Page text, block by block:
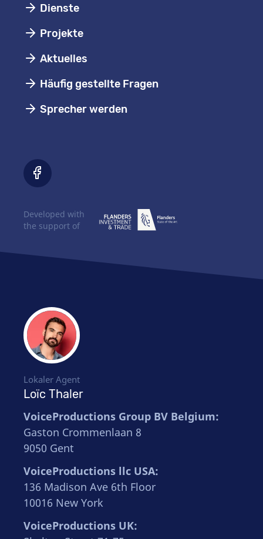
Dienste
Projekte
Aktuelles
Häufig gestellte Fragen
Sprecher werden
Lokaler Agent
Loïc Thaler
VoiceProductions Group BV Belgium:
Gaston Crommenlaan 8
9050 Gent
VoiceProductions llc USA:
136 Madison Ave 6th Floor
10016 New York
VoiceProductions UK:
Developed with
the support of